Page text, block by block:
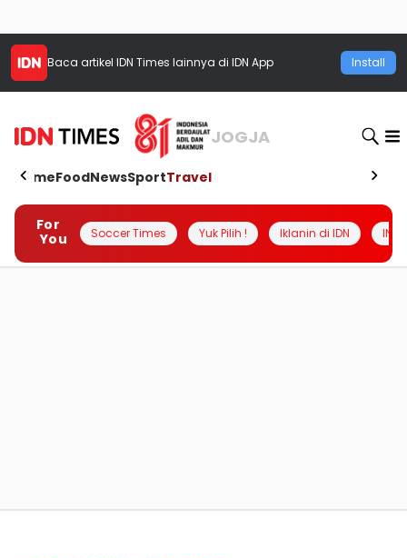
Baca artikel IDN Times lainnya di IDN App Install
JOGJA
HomeFoodNewsSportTravel
For
You
Soccer Times Yuk Pilih ! Iklanin di IDN